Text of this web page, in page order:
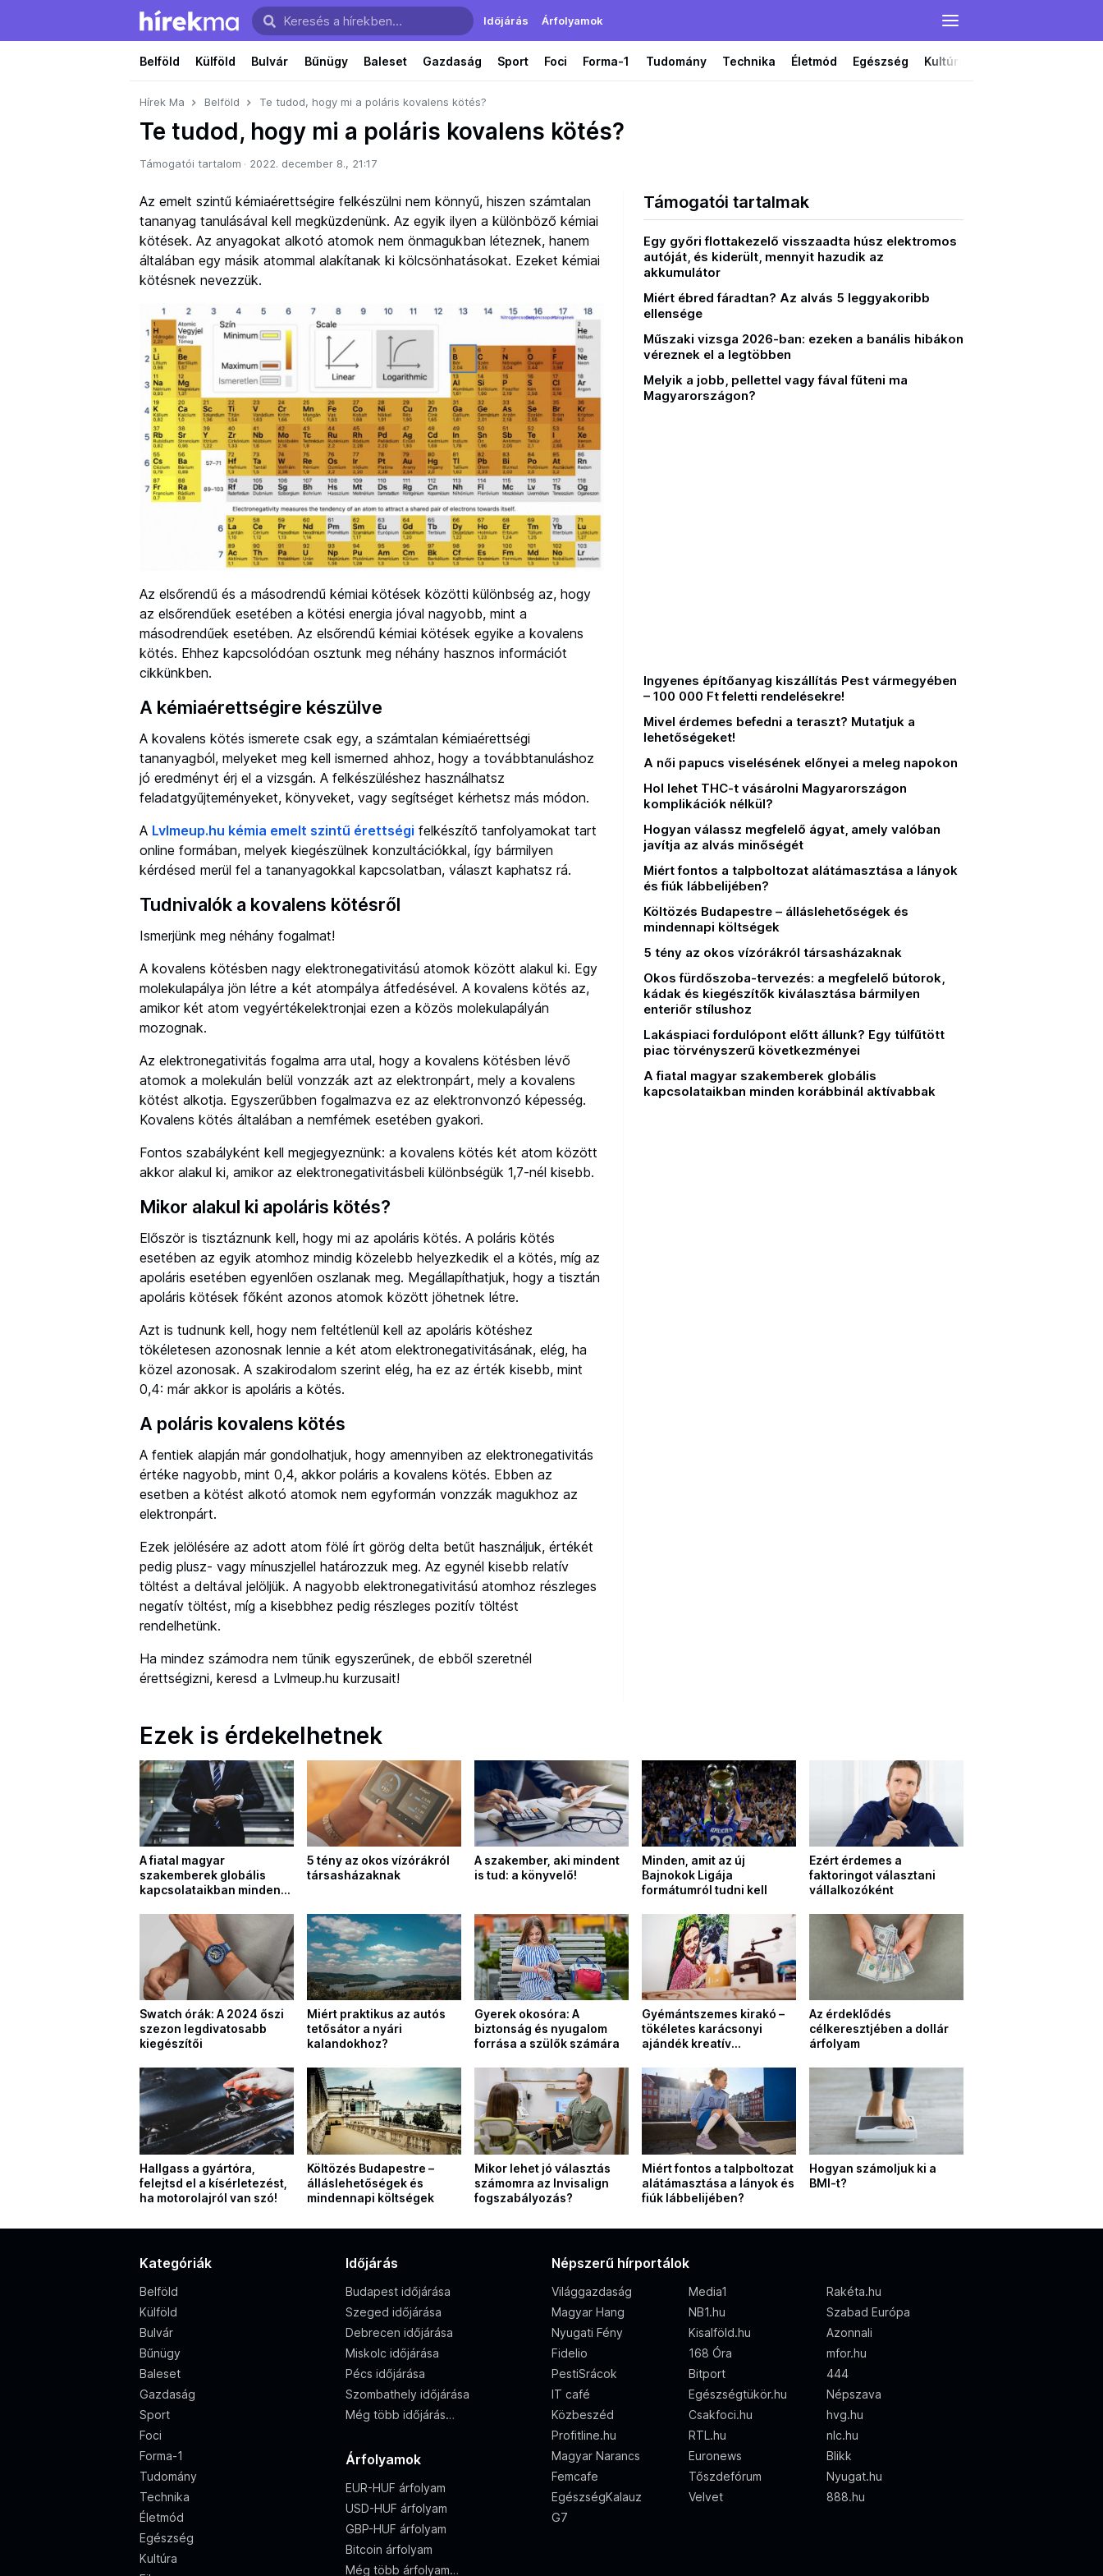
Időjárás Árfolyamok
Belföld Külföld Bulvár Bűnügy Baleset Gazdaság Sport Foci Forma-1 Tudomány Technika Életmód Egészség Kultúra
Hírek Ma Belföld Te tudod, hogy mi a poláris kovalens kötés?
Te tudod, hogy mi a poláris kovalens kötés?
Támogatói tartalom 2022. december 8., 21:17
Az emelt szintű kémiaérettségire felkészülni nem könnyű, hiszen számtalan
tananyag tanulásával kell megküzdenünk. Az egyik ilyen a különböző kémiai
kötések. Az anyagokat alkotó atomok nem önmagukban léteznek, hanem
általában egy másik atommal alakítanak ki kölcsönhatásokat. Ezeket kémiai
kötésnek nevezzük.
Az elsőrendű és a másodrendű kémiai kötések közötti különbség az, hogy
az elsőrendűek esetében a kötési energia jóval nagyobb, mint a
másodrendűek esetében. Az elsőrendű kémiai kötések egyike a kovalens
kötés. Ehhez kapcsolódóan osztunk meg néhány hasznos információt
cikkünkben.
A kémiaérettségire készülve
A kovalens kötés ismerete csak egy, a számtalan kémiaérettségi
tananyagból, melyeket meg kell ismerned ahhoz, hogy a továbbtanuláshoz
jó eredményt érj el a vizsgán. A felkészüléshez használhatsz
feladatgyűjteményeket, könyveket, vagy segítséget kérhetsz más módon.
A Lvlmeup.hu kémia emelt szintű érettségi felkészítő tanfolyamokat tart
online formában, melyek kiegészülnek konzultációkkal, így bármilyen
kérdésed merül fel a tananyagokkal kapcsolatban, választ kaphatsz rá.
Tudnivalók a kovalens kötésről
Ismerjünk meg néhány fogalmat!
A kovalens kötésben nagy elektronegativitású atomok között alakul ki. Egy
molekulapálya jön létre a két atompálya átfedésével. A kovalens kötés az,
amikor két atom vegyértékelektronjai ezen a közös molekulapályán
mozognak.
Az elektronegativitás fogalma arra utal, hogy a kovalens kötésben lévő
atomok a molekulán belül vonzzák azt az elektronpárt, mely a kovalens
kötést alkotja. Egyszerűbben fogalmazva ez az elektronvonzó képesség.
Kovalens kötés általában a nemfémek esetében gyakori.
Fontos szabályként kell megjegyeznünk: a kovalens kötés két atom között
akkor alakul ki, amikor az elektronegativitásbeli különbségük 1,7-nél kisebb.
Mikor alakul ki apoláris kötés?
Először is tisztáznunk kell, hogy mi az apoláris kötés. A poláris kötés
esetében az egyik atomhoz mindig közelebb helyezkedik el a kötés, míg az
apoláris esetében egyenlően oszlanak meg. Megállapíthatjuk, hogy a tisztán
apoláris kötések főként azonos atomok között jöhetnek létre.
Azt is tudnunk kell, hogy nem feltétlenül kell az apoláris kötéshez
tökéletesen azonosnak lennie a két atom elektronegativitásának, elég, ha
közel azonosak. A szakirodalom szerint elég, ha ez az érték kisebb, mint
0,4: már akkor is apoláris a kötés.
A poláris kovalens kötés
A fentiek alapján már gondolhatjuk, hogy amennyiben az elektronegativitás
értéke nagyobb, mint 0,4, akkor poláris a kovalens kötés. Ebben az
esetben a kötést alkotó atomok nem egyformán vonzzák magukhoz az
elektronpárt.
Ezek jelölésére az adott atom fölé írt görög delta betűt használjuk, értékét
pedig plusz- vagy mínuszjellel határozzuk meg. Az egynél kisebb relatív
töltést a deltával jelöljük. A nagyobb elektronegativitású atomhoz részleges
negatív töltést, míg a kisebbhez pedig részleges pozitív töltést
rendelhetünk.
Ha mindez számodra nem tűnik egyszerűnek, de ebből szeretnél
érettségizni, keresd a Lvlmeup.hu kurzusait!
Támogatói tartalmak
Egy győri flottakezelő visszaadta húsz elektromos
autóját, és kiderült, mennyit hazudik az
akkumulátor
Miért ébred fáradtan? Az alvás 5 leggyakoribb
ellensége
Műszaki vizsga 2026-ban: ezeken a banális hibákon
véreznek el a legtöbben
Melyik a jobb, pellettel vagy fával fűteni ma
Magyarországon?
Ingyenes építőanyag kiszállítás Pest vármegyében
– 100 000 Ft feletti rendelésekre!
Mivel érdemes befedni a teraszt? Mutatjuk a
lehetőségeket!
A női papucs viselésének előnyei a meleg napokon
Hol lehet THC-t vásárolni Magyarországon
komplikációk nélkül?
Hogyan válassz megfelelő ágyat, amely valóban
javítja az alvás minőségét
Miért fontos a talpboltozat alátámasztása a lányok
és fiúk lábbelijében?
Költözés Budapestre – álláslehetőségek és
mindennapi költségek
5 tény az okos vízórákról társasházaknak
Okos fürdőszoba-tervezés: a megfelelő bútorok,
kádak és kiegészítők kiválasztása bármilyen
enteriőr stílushoz
Lakáspiaci fordulópont előtt állunk? Egy túlfűtött
piac törvényszerű következményei
A fiatal magyar szakemberek globális
kapcsolataikban minden korábbinál aktívabbak
Ezek is érdekelhetnek
A fiatal magyar
szakemberek globális
kapcsolataikban minden
5 tény az okos vízórákról
társasházaknak
A szakember, aki mindent
is tud: a könyvelő!
Minden, amit az új
Bajnokok Ligája
formátumról tudni kell
Ezért érdemes a
faktoringot választani
vállalkozóként
Swatch órák: A 2024 őszi
szezon legdivatosabb
kiegészítői
Miért praktikus az autós
tetősátor a nyári
kalandokhoz?
Gyerek okosóra: A
biztonság és nyugalom
forrása a szülők számára
Gyémántszemes kirakó –
tökéletes karácsonyi
ajándék kreatív
Az érdeklődés
célkeresztjében a dollár
árfolyam
Hallgass a gyártóra,
felejtsd el a kísérletezést,
ha motorolajról van szó!
Költözés Budapestre –
álláslehetőségek és
mindennapi költségek
Mikor lehet jó választás
számomra az Invisalign
fogszabályozás?
Miért fontos a talpboltozat
alátámasztása a lányok és
fiúk lábbelijében?
Hogyan számoljuk ki a
BMI-t?
Kategóriák
Belföld
Külföld
Bulvár
Bűnügy
Baleset
Gazdaság
Sport
Foci
Forma-1
Tudomány
Technika
Életmód
Egészség
Kultúra
Időjárás
Budapest időjárása
Szeged időjárása
Debrecen időjárása
Miskolc időjárása
Pécs időjárása
Szombathely időjárása
Még több időjárás…
Árfolyamok
EUR-HUF árfolyam
USD-HUF árfolyam
GBP-HUF árfolyam
Bitcoin árfolyam
Még több árfolyam…
Népszerű hírportálok
Világgazdaság Media1
Rakéta.hu
Magyar Hang
NB1.hu
Szabad Európa
Nyugati Fény
Kisalföld.hu
Azonnali
Fidelio
168 Óra
mfor.hu
PestiSrácok
Bitport
444
IT café
Egészségtükör.hu
Népszava
Közbeszéd
Csakfoci.hu
hvg.hu
Profitline.hu
RTL.hu
nlc.hu
Magyar Narancs
Euronews
Blikk
Femcafe
Tőszdefórum
Nyugat.hu
EgészségKalauz
Velvet
888.hu
G7